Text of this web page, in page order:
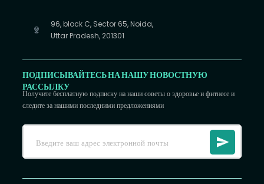
96, block C, Sector 65, Noida,
Uttar Pradesh, 201301
ПОДПИСЫВАЙТЕСЬ НА НАШУ НОВОСТНУЮ
РАССЫЛКУ
Получите бесплатную подписку на наши советы о здоровье и фитнесе и
следите за нашими последними предложениями